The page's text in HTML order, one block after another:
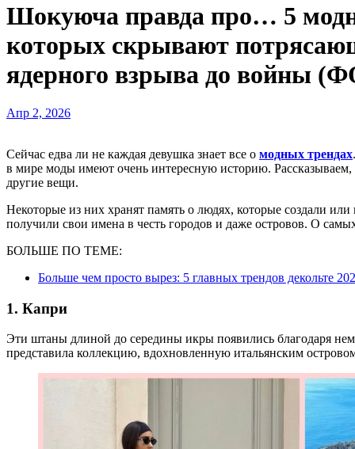
Шокуюча правда про… 5
которых скрывают
ядерного взрыва до войны
Апр 2, 2026
Сейчас едва ли не каждая девушка знает все о модных трендах
в мире моды имеют очень интересную историю. Рассказываем,
другие вещи.
Некоторые из них хранят память о людях, которые создали
получили свои имена в честь городов и даже островов. О
БОЛЬШЕ ПО ТЕМЕ:
Больше чем просто вырез: 5 главных трендов декольте
1. Капри
Эти штаны длиной до середины икры появились благодаря
представила коллекцию, вдохновленную итальянским